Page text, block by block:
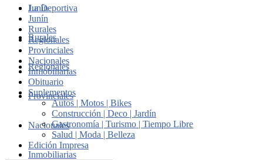
Junín
Rurales
Regionales
Provinciales
Nacionales
Inmobiliarias
La Deportiva
Junín
Rurales
Regionales
Provinciales
Nacionales
Inmobiliarias
Obituario
Suplementos
Autos | Motos | Bikes
Construcción | Deco | Jardín
Gastronomía | Turismo | Tiempo Libre
Salud | Moda | Belleza
Edición Impresa